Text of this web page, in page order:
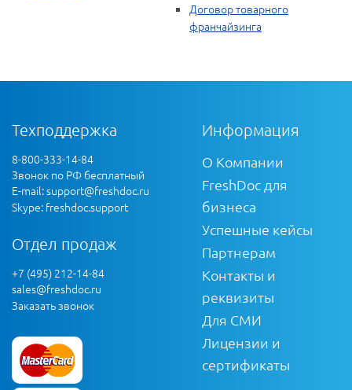
Договор товарного
франчайзинга
Техподдержка
8-800-333-14-84
Звонок по РФ бесплатный
E-mail:support@freshdoc.ru
Skype: freshdoc.support
Отдел продаж
+7 (495) 212-14-84
sales@freshdoc.ru
Заказать звонок
Информация
О Компании
FreshDoc для
бизнеса
Успешные кейсы
Партнерам
Контакты и
реквизиты
Для СМИ
Лицензии и
сертификаты